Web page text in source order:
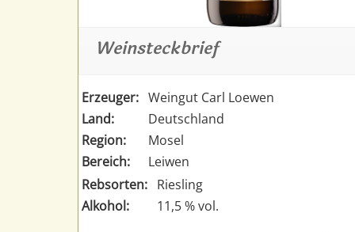
Weinsteckbrief
Erzeuger: Weingut Carl Loewen
Land:
Deutschland
Region:
Mosel
Bereich:
Leiwen
Rebsorten: Riesling
Alkohol:
11,5 % vol.